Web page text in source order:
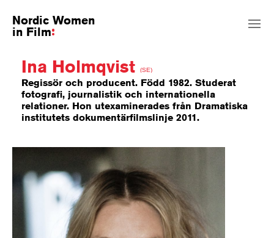
Nordic Women
in Film
Ina Holmqvist (SE)
Regissör och producent. Född 1982. Studerat
fotografi, journalistik och internationella
relationer. Hon utexaminerades från Dramatiska
institutets dokumentärfilmslinje 2011.